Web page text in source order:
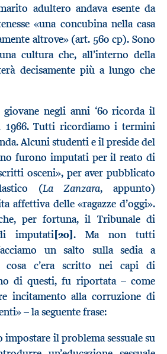
adultero andava esente da
«una concubina nella casa
altrove» (art. 560 cp). Sono
cultura che, all’interno della
decisamente più a lungo che
giovane negli anni ‘60 ricorda il
1966. Tutti ricordiamo i termini
Alcuni studenti e il preside del
furono imputati per il reato di
osceni», per aver pubblicato
(La Zanzara, appunto)
affettiva delle «ragazze d’oggi».
per fortuna, il Tribunale di
imputati[20]. Ma non tutti
un salto sulla sedia a
cosa c’era scritto nei capi di
di questi, fu riportata – come
incitamento alla corruzione di
– la seguente frase:
impostare il problema sessuale su